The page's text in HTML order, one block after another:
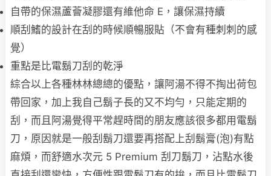
自帶的保濕蘆薈凝膠還有維他命 E，讓保濕持續
順刮鰭的設計在刮的時候順暢服貼（不會有種刺刺的感
覺）
重點是比電鬍刀刮的乾淨
綜合以上各種林林總總的優點，讓阿湯不得不掏出荷包
帶回家，加上我自己鬍子長的又不均勻，只能定期的
刮，而且阿湯覺得平常趕時間的朋友應該很多都用電鬍
刀，原因就是一般刮鬍刀還要再搭配上刮鬍膏(泡)有點
麻煩，而舒適水次元 5 Premium 刮刀鬍刀，沾點水後